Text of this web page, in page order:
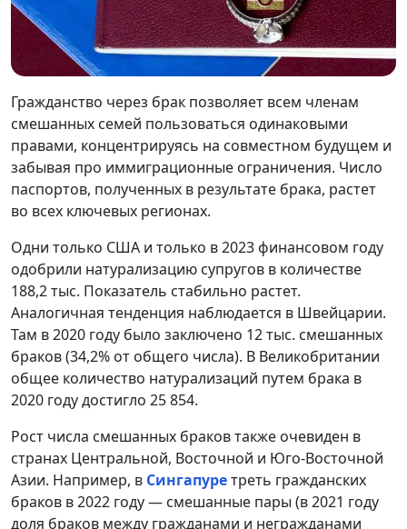
Гражданство через брак позволяет всем членам
смешанных семей пользоваться одинаковыми
правами, концентрируясь на совместном будущем и
забывая про иммиграционные ограничения. Число
паспортов, полученных в результате брака, растет
во всех ключевых регионах.
Одни только США и только в 2023 финансовом году
одобрили натурализацию супругов в количестве
188,2 тыс. Показатель стабильно растет.
Аналогичная тенденция наблюдается в Швейцарии.
Там в 2020 году было заключено 12 тыс. смешанных
браков (34,2% от общего числа). В Великобритании
общее количество натурализаций путем брака в
2020 году достигло 25 854.
Рост числа смешанных браков также очевиден в
странах Центральной, Восточной и Юго-Восточной
Азии. Например, в Сингапуретреть гражданских
браков в 2022 году — смешанные пары (в 2021 году
доля браков между гражданами и негражданами